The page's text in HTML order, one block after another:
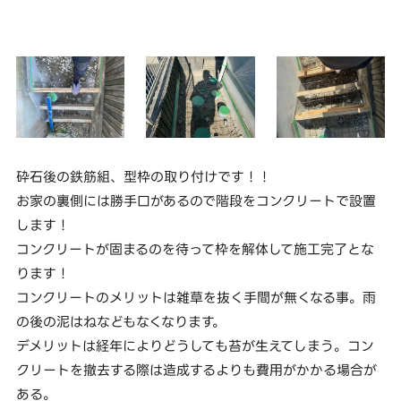
砕石後の鉄筋組、型枠の取り付けです！！
お家の裏側には勝手口があるので階段をコンクリートで設置
します！
コンクリートが固まるのを待って枠を解体して施工完了とな
ります！
コンクリートのメリットは雑草を抜く手間が無くなる事。雨
の後の泥はねなどもなくなります。
デメリットは経年によりどうしても苔が生えてしまう。コン
クリートを撤去する際は造成するよりも費用がかかる場合が
ある。